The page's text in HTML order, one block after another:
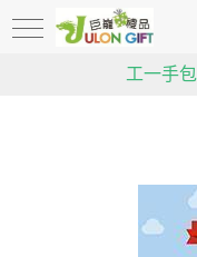
政府推行限塑令，大
送禮不失禮！客製化
工一手
薦，多
政府推行限塑令，大
送禮不失禮！客製化
工一手